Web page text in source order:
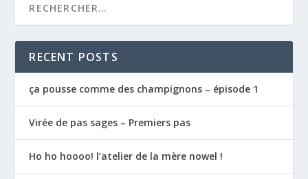
RECENT POSTS
ça pousse comme des champignons – épisode 1
Virée de pas sages – Premiers pas
Ho ho hoooo! l’atelier de la mère nowel !